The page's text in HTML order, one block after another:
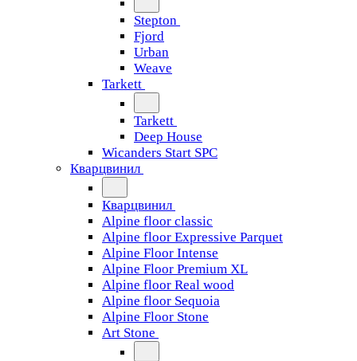
Stepton
Fjord
Urban
Weave
Tarkett
Tarkett
Deep House
Wicanders Start SPC
Кварцвинил
Кварцвинил
Alpine floor classic
Alpine floor Expressive Parquet
Alpine Floor Intense
Alpine Floor Premium XL
Alpine floor Real wood
Alpine floor Sequoia
Alpine Floor Stone
Art Stone